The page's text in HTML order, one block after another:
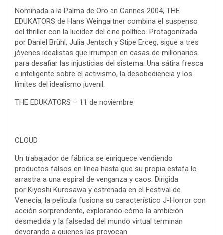
Nominada a la Palma de Oro en Cannes 2004, THE
EDUKATORS de Hans Weingartner combina el suspenso
del thriller con la lucidez del cine político. Protagonizada
por Daniel Brühl, Julia Jentsch y Stipe Erceg, sigue a tres
jóvenes idealistas que irrumpen en casas de millonarios
para desafiar las injusticias del sistema. Una sátira fresca
e inteligente sobre el activismo, la desobediencia y los
límites del idealismo juvenil.
THE EDUKATORS – 11 de noviembre
CLOUD
Un trabajador de fábrica se enriquece vendiendo
productos falsos en línea hasta que su propia estafa lo
arrastra a una espiral de venganza y caos. Dirigida
por Kiyoshi Kurosawa y estrenada en el Festival de
Venecia, la película fusiona su característico J-Horror con
acción sorprendente, explorando cómo la ambición
desmedida y la falsedad del mundo virtual terminan
devorando a quienes las provocan.